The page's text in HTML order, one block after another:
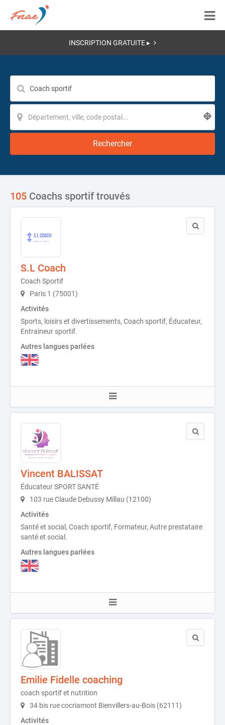
INSCRIPTION GRATUITE ▸
Rechercher
105 Coachs sportif trouvés
S.L Coach
Coach Sportif
Paris 1 (75001)
Activités
Sports, loisirs et divertissements, Coach sportif, Éducateur,
Entraineur sportif.
Autres langues parlées
Vincent BALISSAT
Éducateur SPORT SANTÉ
103 rue Claude Debussy Millau (12100)
Activités
Santé et social, Coach sportif, Formateur, Autre prestataire
santé et social.
Autres langues parlées
Emilie Fidelle coaching
coach sportif et nutrition
34 bis rue cocriamont Bienvillers-au-Bois (62111)
Activités